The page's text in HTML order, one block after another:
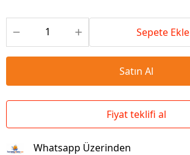
Sepete Ekle
Satın Al
Fiyat teklifi al
Whatsapp Üzerinden